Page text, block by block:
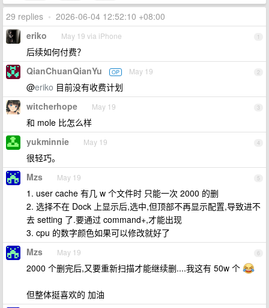
29 replies • 2026-06-04 12:52:10 +08:00
1
eriko May 19 via iPhone
后续如何付费？
2
QianChuanQianYu OP May 19
@eriko 目前没有收费计划
3
witcherhope May 19
和 mole 比怎么样
4
yukminnie May 19
很轻巧。
5
Mzs May 19
1. user cache 有几 w 个文件时 只能一次 2000 的删
2. 选择不在 Dock 上显示后,选中,但顶部不再显示配置,导致进不
去 setting 了.要通过 command+,才能出现
3. cpu 的数字颜色如果可以修改就好了
6
Mzs May 19
2000 个删完后,又要重新扫描才能继续删....我这有 50w 个
但整体挺喜欢的 加油